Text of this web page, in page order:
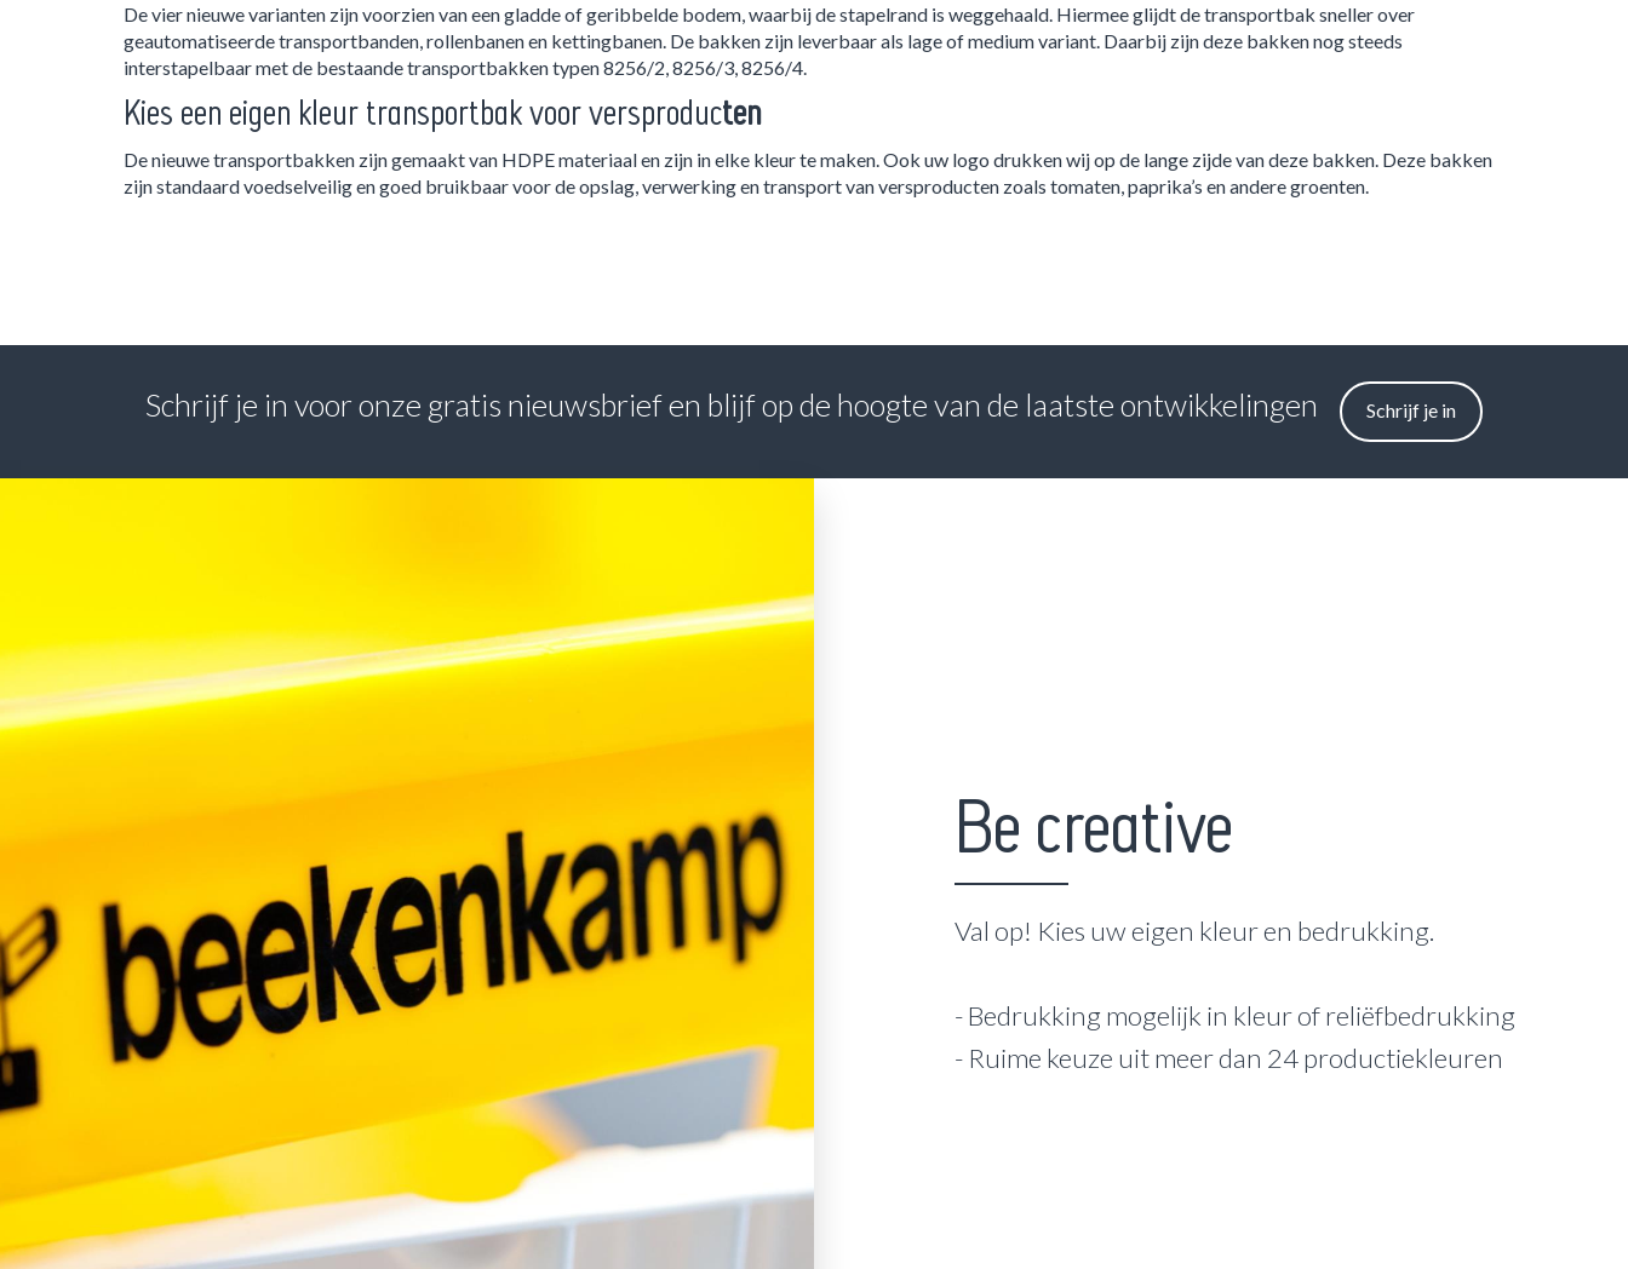
De vier nieuwe varianten zijn voorzien van een gladde of geribbelde bodem, waarbij de stapelrand is weggehaald. Hiermee glijdt de transportbak sneller over
geautomatiseerde transportbanden, rollenbanen en kettingbanen. De bakken zijn leverbaar als lage of medium variant. Daarbij zijn deze bakken nog steeds
interstapelbaar met de bestaande transportbakken typen 8256/2, 8256/3, 8256/4.
Kies een eigen kleur transportbak voor versproducten
De nieuwe transportbakken zijn gemaakt van HDPE materiaal en zijn in elke kleur te maken. Ook uw logo drukken wij op de lange zijde van deze bakken. Deze bakken
zijn standaard voedselveilig en goed bruikbaar voor de opslag, verwerking en transport van versproducten zoals tomaten, paprika’s en andere groenten.
Schrijf je in voor onze gratis nieuwsbrief en blijf op de hoogte van de laatste ontwikkelingen Schrijf je in
Be creative
Val op! Kies uw eigen kleur en bedrukking.
- Bedrukking mogelijk in kleur of reliëfbedrukking
- Ruime keuze uit meer dan 24 productiekleuren